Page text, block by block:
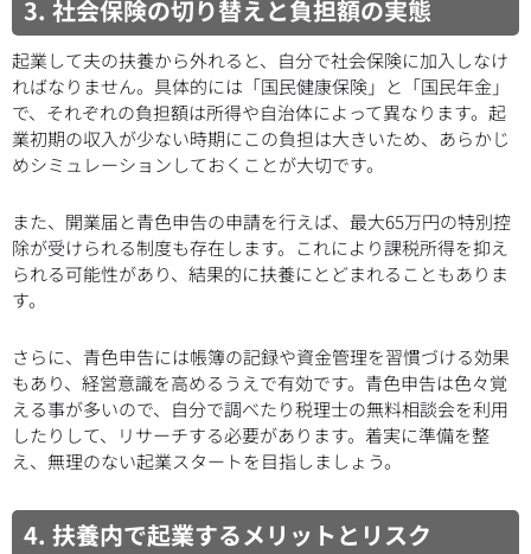
3. 社会保険の切り替えと負担額の実態
起業して夫の扶養から外れると、自分で社会保険に加入しなけ
ればなりません。具体的には「国民健康保険」と「国民年金」
で、それぞれの負担額は所得や自治体によって異なります。起
業初期の収入が少ない時期にこの負担は大きいため、あらかじ
めシミュレーションしておくことが大切です。
また、開業届と青色申告の申請を行えば、最大65万円の特別控
除が受けられる制度も存在します。これにより課税所得を抑え
られる可能性があり、結果的に扶養にとどまれることもありま
す。
さらに、青色申告には帳簿の記録や資金管理を習慣づける効果
もあり、経営意識を高めるうえで有効です。青色申告は色々覚
える事が多いので、自分で調べたり税理士の無料相談会を利用
したりして、リサーチする必要があります。着実に準備を整
え、無理のない起業スタートを目指しましょう。
4. 扶養内で起業するメリットとリスク